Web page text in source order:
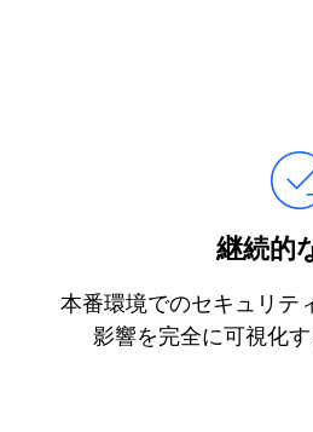
継続的
本番環境でのセキュリテ
影響を完全に可視化す